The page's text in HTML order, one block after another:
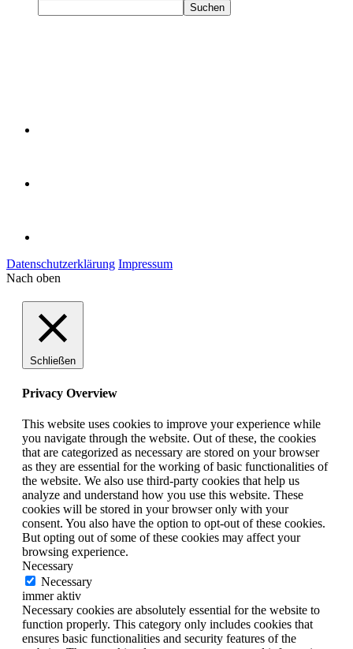
Suchen
Datenschutzerklärung Impressum
Nach oben
Schließen
Privacy Overview
This website uses cookies to improve your experience while
you navigate through the website. Out of these, the cookies
that are categorized as necessary are stored on your browser
as they are essential for the working of basic functionalities of
the website. We also use third-party cookies that help us
analyze and understand how you use this website. These
cookies will be stored in your browser only with your
consent. You also have the option to opt-out of these cookies.
But opting out of some of these cookies may affect your
browsing experience.
Necessary
Necessary
immer aktiv
Necessary cookies are absolutely essential for the website to
function properly. This category only includes cookies that
ensures basic functionalities and security features of the